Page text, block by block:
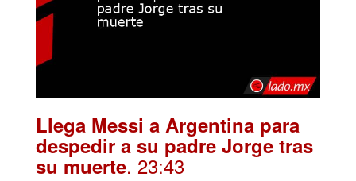
Llega Messi a Argentina para
despedir a su padre Jorge tras
su muerte. 23:43